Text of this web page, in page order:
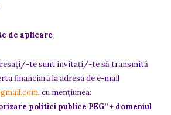
de aplicare
te sunt invitați/-te să transmită
financiară la adresa de e-mail
, cu mențiunea:
politici publice PEG” + domeniul